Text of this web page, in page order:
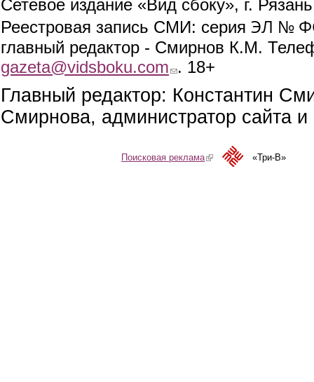
Сетевое издание «Вид сбоку», г.
Реестровая запись СМИ: серия ЭЛ №
главный редактор - Смирнов К.М.
gazeta@vidsboku.com (link sends e-mail)
. 18+
Главный редактор: Константин
Смирнова, администратор сайта
Поисковая реклама(link is external)«Три-В»